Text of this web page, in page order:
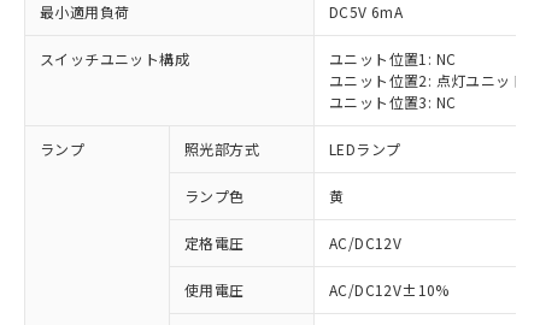
最小適用負荷 DC5V 6mA
スイッチユニット構成
ユニット位置1: NC
ユニット位置2: 点灯ユニット
ユニット位置3: NC
ランプ 照光部方式 LEDランプ
ランプ色 黄
定格電圧 AC/DC12V
使用電圧 AC/DC12V±10%
※1 対応状況